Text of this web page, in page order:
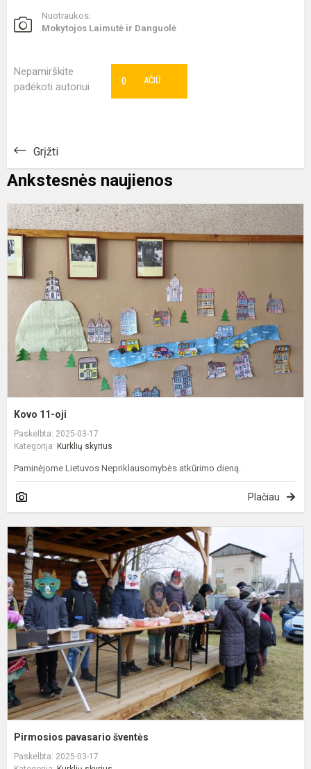
Nuotraukos:
Mokytojos Laimutė ir Danguolė
Nepamirškite
padėkoti autoriui
AČIŪ
0
Grįžti
Ankstesnės naujienos
Kovo 11-oji
Paskelbta: 2025-03-17
Kategorija: Kurklių skyrius
Paminėjome Lietuvos Nepriklausomybės atkūrimo dieną.
Plačiau
Pirmosios pavasario šventės
Paskelbta: 2025-03-17